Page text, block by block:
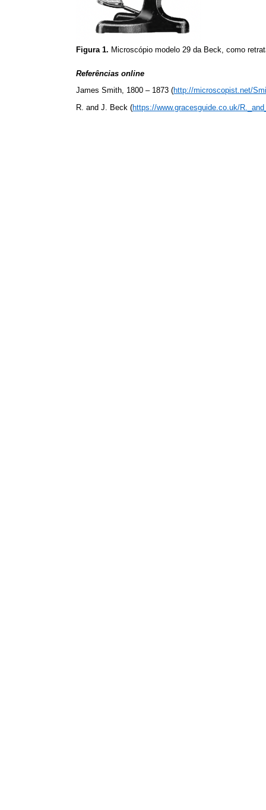
Figura 1. Microscópio modelo 29 da Beck, como
Referências online
James Smith, 1800 – 1873 (http://microscopist.net/
R. and J. Beck (https://www.gracesguide.co.uk/